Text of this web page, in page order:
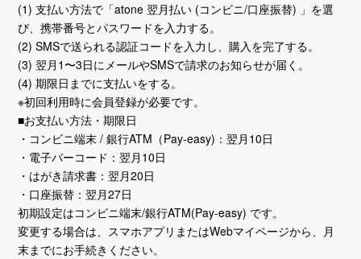
(1) 支払い方法で「atone 翌月払い (コンビニ/口座振替) 」を選
び、携帯番号とパスワードを入力する。
(2) SMSで送られる認証コードを入力し、購入を完了する。
(3) 翌月1〜3日にメールやSMSで請求のお知らせが届く。
(4) 期限日までに支払いをする。
※初回利用時に会員登録が必要です。
■お支払い方法・期限日
・コンビニ端末 / 銀行ATM（Pay-easy)：翌月10日
・電子バーコード：翌月10日
・はがき請求書：翌月20日
・口座振替：翌月27日
初期設定はコンビニ端末/銀行ATM(Pay-easy) です。
変更する場合は、スマホアプリまたはWebマイページから、月
末までにお手続きください。